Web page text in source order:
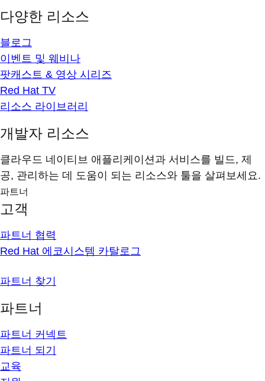
다양한 리소스
블로그
이벤트 및 웨비나
팟캐스트 & 영상 시리즈
Red Hat TV
리소스 라이브러리
개발자 리소스
클라우드 네이티브 애플리케이션과 서비스를 빌드, 제
공, 관리하는 데 도움이 되는 리소스와 툴을 살펴보세요.
파트너
고객
파트너 협력
Red Hat 에코시스템 카탈로그
파트너 찾기
파트너
파트너 커넥트
파트너 되기
교육